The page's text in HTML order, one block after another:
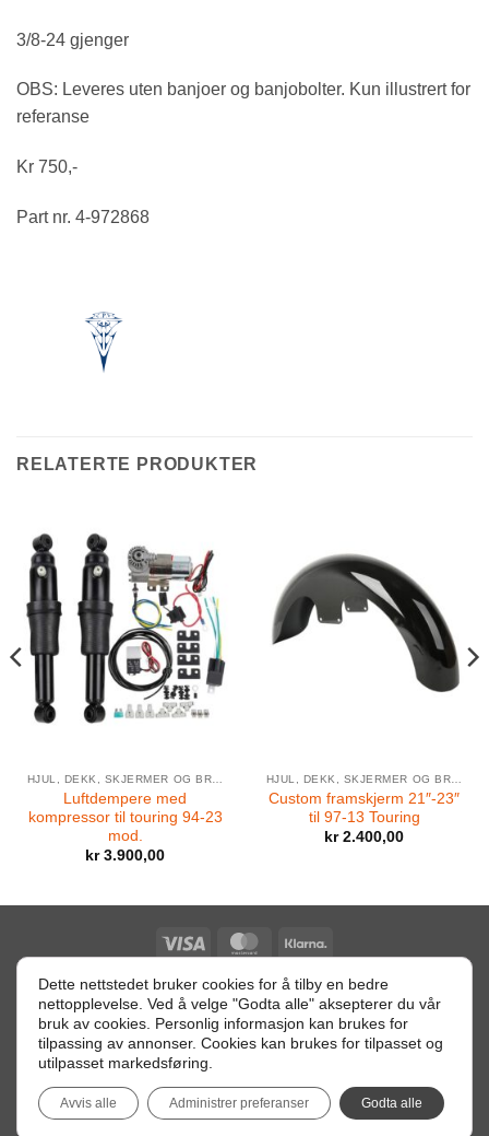
3/8-24 gjenger
OBS: Leveres uten banjoer og banjobolter. Kun illustrert for
referanse
Kr 750,-
Part nr. 4-972868
RELATERTE PRODUKTER
Luftdempere med
kompressor til touring 94-23
mod.
kr3.900,00
Custom framskjerm 21″-23″
til 97-13 Touring
kr2.400,00
Visa MasterCard
Retur betingelser
Orgnr: 996113299 MVA - Heggstadmoen 2, 7080 HEIMDAL -
Dette nettstedet bruker cookies for å tilby en bedre
nettopplevelse. Ved å velge "Godta alle" aksepterer du vår
bruk av cookies. Personlig informasjon kan brukes for
tilpassing av annonser. Cookies kan brukes for tilpasset og
utilpasset markedsføring.
Godta alle
Avvis alle Administrer preferanser